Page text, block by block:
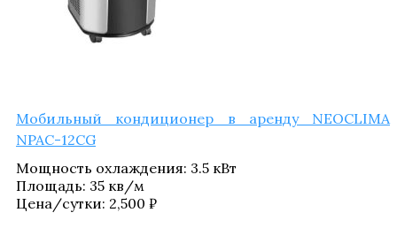
Мобиль­ный кон­ди­ци­о­нер в арен­ду NEOCLIMA
NPAC-12CG
Мощ­ность охла­жде­ния: 3.5 кВт
Пло­щадь: 35 кв/​м
Цена/​сутки: 2,500 ₽